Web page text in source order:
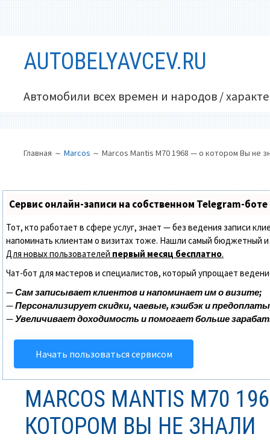
содержимомуAUTOBELYAVCEV.RU
Автомобили всех времен и народов /
МЕНЮ
САЙТЕ
(ХЛЕБНЫЕ
КРОШКИ)
Главная Marcos Marcos Mantis M70 1968 — о котором Вы не
Сервис онлайн-записи на собственном Telegram-боте
Тот, кто работает в сфере услуг, знает — без ведения записи
напоминать клиентам о визитах тоже. Нашли самый бюджетный
Для новых пользователей первый месяц бесплатно.
Чат-бот для мастеров и специалистов, который упрощает
—Сам записывает клиентов и напоминает им о визите;
—Персонализирует скидки, чаевые, кэшбэк и
—Увеличивает доходимость и помогает больше
Начать пользоваться сервисом
MARCOS MANTIS M70
КОТОРОМ ВЫ НЕ ЗНАЛИ